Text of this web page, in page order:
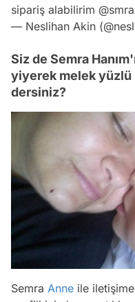
sipariş alabilirim
— Neslihan Akin
Siz de Semra
yiyerek melek yüzlü
dersiniz?
Semra Anne ile